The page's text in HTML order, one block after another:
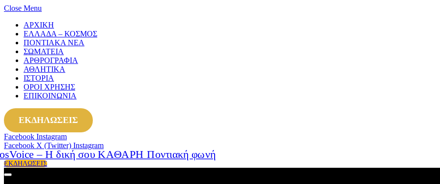
Close Menu
ΑΡΧΙΚΗ
ΕΛΛΑΔΑ – ΚΟΣΜΟΣ
ΠΟΝΤΙΑΚΑ ΝΕΑ
ΣΩΜΑΤΕΙΑ
ΑΡΘΡΟΓΡΑΦΙΑ
ΑΘΛΗΤΙΚΑ
ΙΣΤΟΡΙΑ
ΟΡΟΙ ΧΡΗΣΗΣ
ΕΠΙΚΟΙΝΩΝΙΑ
ΕΚΔΗΛΩΣΕΙΣ
Facebook Instagram
Facebook X (Twitter) Instagram
ΕΚΔΗΛΩΣΕΙΣ